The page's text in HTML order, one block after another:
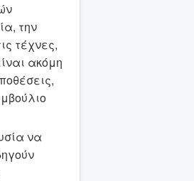
την
τέχνες,
ακόμη
να